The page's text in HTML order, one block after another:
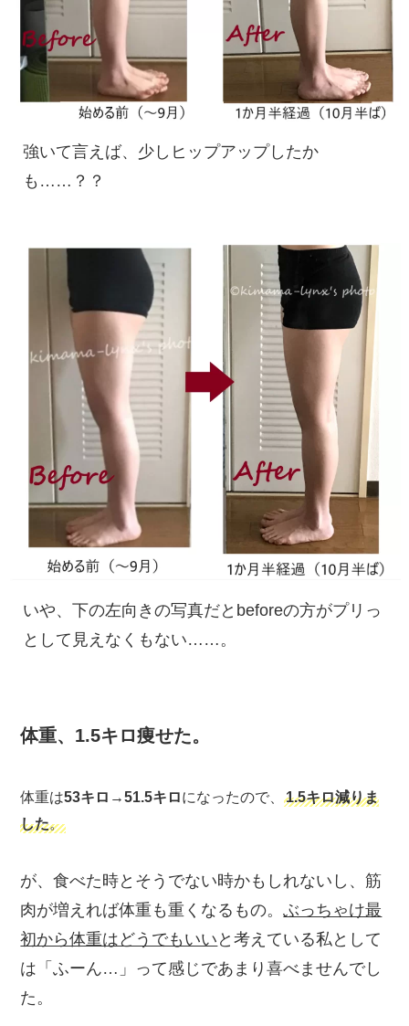
強いて言えば、少しヒップアップしたか
も……？？
いや、下の左向きの写真だとbeforeの方がプリっ
として見えなくもない……。
体重、1.5キロ痩せた。
体重は53キロ→51.5キロになったので、1.5キロ減りま
した。
が、食べた時とそうでない時かもしれないし、筋
肉が増えれば体重も重くなるもの。ぶっちゃけ最
初から体重はどうでもいい と考えている私として
は「ふーん…」って感じであまり喜べませんでし
た。